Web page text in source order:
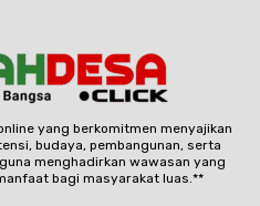
yang berkomitmen menyajikan
budaya, pembangunan, serta
menghadirkan wawasan yang
bagi masyarakat luas.**